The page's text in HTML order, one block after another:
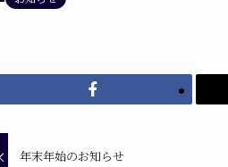
年末年始のお知らせ